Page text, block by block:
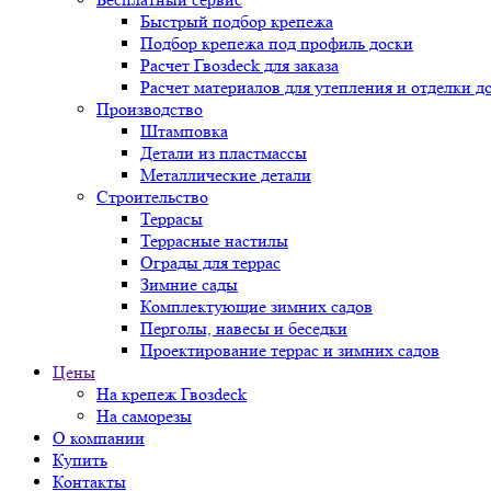
Быстрый подбор крепежа
Подбор крепежа под профиль доски
Расчет Гвозdeck для заказа
Расчет материалов для утепления и отделки
Производство
Штамповка
Детали из пластмассы
Металлические детали
Строительство
Террасы
Террасные настилы
Ограды для террас
Зимние сады
Комплектующие зимних садов
Перголы, навесы и беседки
Проектирование террас и зимних садов
Цены
На крепеж Гвозdeck
На саморезы
О компании
Купить
Контакты